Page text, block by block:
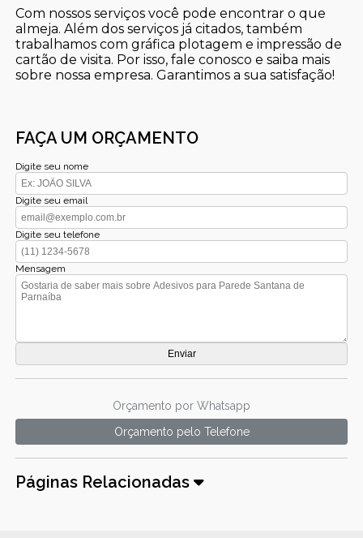
Com nossos serviços você pode encontrar o que
almeja. Além dos serviços já citados, também
trabalhamos com gráfica plotagem e impressão de
cartão de visita. Por isso, fale conosco e saiba mais
sobre nossa empresa. Garantimos a sua satisfação!
FAÇA UM ORÇAMENTO
Digite seu nome
Digite seu email
Digite seu telefone
Mensagem
Orçamento por Whatsapp
Orçamento pelo Telefone
Páginas Relacionadas